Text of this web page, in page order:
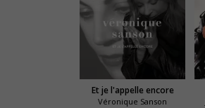
Et je l'appelle encore
Véronique Sanson